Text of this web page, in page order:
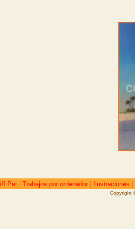
Pat| Trabajos por ordenador| Ilustraciones
Copyright